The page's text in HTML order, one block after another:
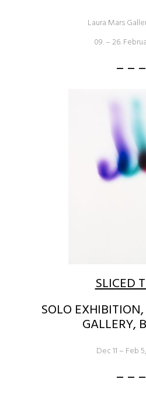
Laura Mars
09. – 26.
– – –
SLICED
SOLO
GALLERY,
Dec 11 – Feb
– – –